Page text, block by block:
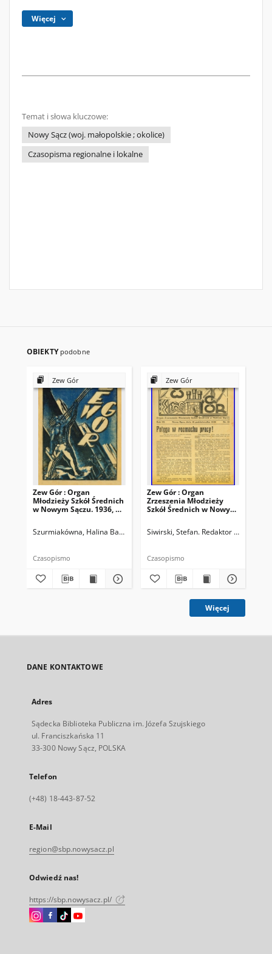
Więcej
Temat i słowa kluczowe:
Nowy Sącz (woj. małopolskie ; okolice)
Czasopisma regionalne i lokalne
OBIEKTY podobne
Zew Gór
Zew Gór : Organ
Młodzieży Szkół Średnich
w Nowym Sączu. 1936, R.
Szurmiakówna, Halina Barbara (1920-1945). Redaktor naczelny
Czasopismo
Zew Gór
Zew Gór : Organ
Zrzeszenia Młodzieży
Szkół Średnich w Nowym
Siwirski, Stefan. Redaktor naczelny
Czasopismo
Więcej
DANE KONTAKTOWE
Adres
Sądecka Biblioteka Publiczna im. Józefa Szujskiego
ul. Franciszkańska 11
33-300 Nowy Sącz, POLSKA
Telefon
(+48) 18-443-87-52
E-Mail
region@sbp.nowysacz.pl
Odwiedź nas!
https://sbp.nowysacz.pl/
Instagram
Facebook
InstagramInstagram